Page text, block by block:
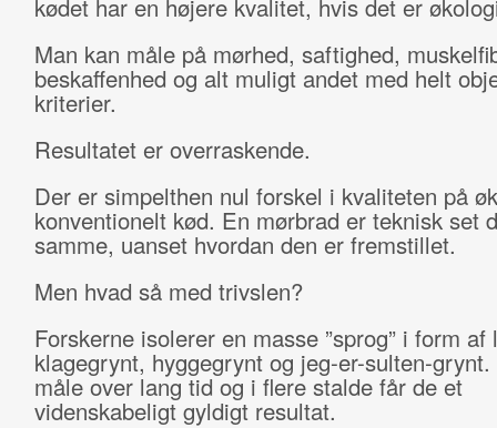
kødet har en højere kvalitet, hvis det er
Man kan måle på mørhed, saftighed,
beskaffenhed og alt muligt andet med helt
kriterier.
Resultatet er overraskende.
Der er simpelthen nul forskel i kvaliteten på
konventionelt kød. En mørbrad er teknisk set
samme, uanset hvordan den er fremstillet.
Men hvad så med trivslen?
Forskerne isolerer en masse ”sprog” i form af
klagegrynt, hyggegrynt og jeg-er-sulten-
måle over lang tid og i flere stalde får de et
videnskabeligt gyldigt resultat.